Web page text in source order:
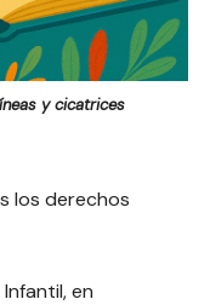
y cicatrices
los derechos
en